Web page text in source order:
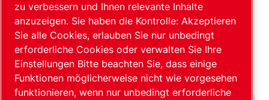
Verweise und Quellen
zu verbessern und Ihnen relevante Inhalte
anzuzeigen. Sie haben die Kontrolle: Akzeptieren
Sie alle Cookies, erlauben Sie nur unbedingt
erforderliche Cookies oder verwalten Sie Ihre
Einstellungen Bitte beachten Sie, dass einige
Funktionen möglicherweise nicht wie vorgesehen
funktionieren, wenn nur unbedingt erforderliche